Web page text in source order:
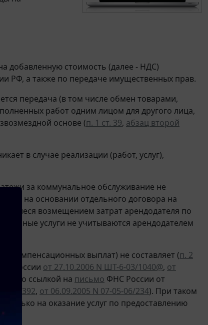
добавленную стоимость (далее - НДС)
РФ, а также по передаче имущественных прав.
передача (в том числе обмен товарами,
работ одним лицом для другого лица,
основе (п. 1 ст. 39, абзац второй
в случае реализации (работ, услуг),
за коммунальное обслуживание не
на основании отдельного договора на
возмещением затрат арендодателя по
услуги не учитываются арендодателем
(компенсационных выплат) не составляет (п. 2
России от 27.10.2006 N ШТ-6-03/1040@, от
со ссылкой на письмо ФНС России от
11/392, от 06.09.2005 N 07-05-06/234). При таком
на оказание услуг по предоставлению